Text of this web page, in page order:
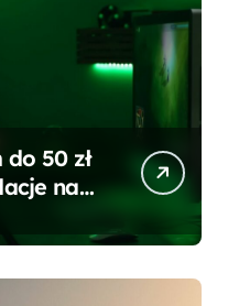
50 zł
na